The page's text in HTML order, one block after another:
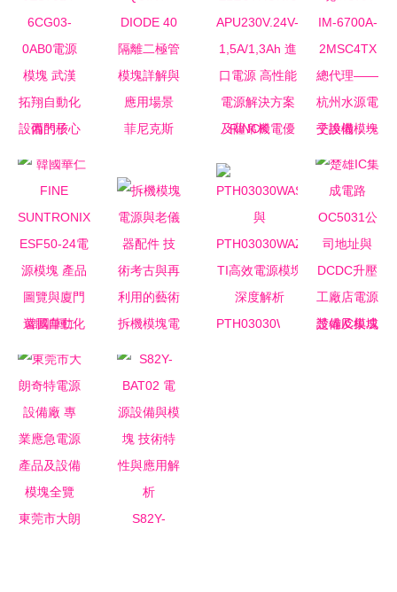
西門子
拓翔自動化
設備的核心
組件解析
菲尼克斯
DIODE 40
隔離二極管
模塊詳解與
應用場景
RINCK
APU230V.24V-
1,5A/1,3Ah
高性能電源
解決方案及
交換機模塊
6700A-
2MSC4TX
總代理——
杭州水源電
子設備，一
站式工業通
韓國華仁
SUNTRONIX
ESF50-24
電源模塊
產品圖覽與
廈門遠鵬自
動化設備供
拆機模塊電
配件 技術
考古與再利
用的藝術
PTH03030WAS
楚雄IC集成
東莞市大朗
S82Y-